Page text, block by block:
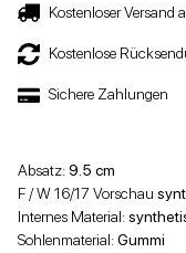
Kostenloser Versand
Kostenlose
Sichere Zahlungen
Absatz:9.5 cm
F / W 16/17 Vorschau
Internes Material:
Sohlenmaterial:Gummi